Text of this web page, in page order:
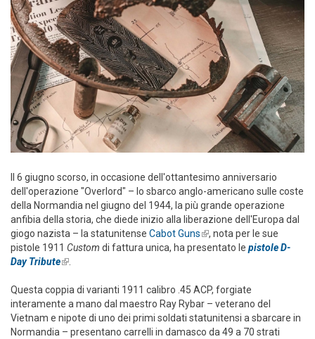
Il 6 giugno scorso, in occasione dell'ottantesimo anniversario
dell'operazione "Overlord" – lo sbarco anglo-americano sulle coste
della Normandia nel giugno del 1944, la più grande operazione
anfibia della storia, che diede inizio alla liberazione dell'Europa dal
giogo nazista – la statunitense Cabot Guns(link is external)
, nota per le sue
pistole 1911 Custom di fattura unica, ha presentato le pistole D-
Day Tribute(link is external)
Questa coppia di varianti 1911 calibro .45 ACP, forgiate
interamente a mano dal maestro Ray Rybar – veterano del
Vietnam e nipote di uno dei primi soldati statunitensi a sbarcare in
Normandia – presentano carrelli in damasco da 49 a 70 strati